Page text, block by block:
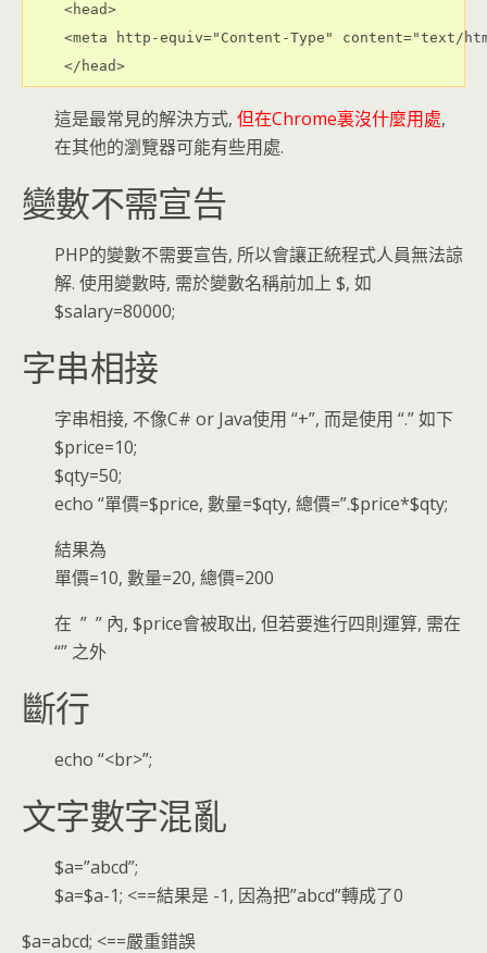
<head>
<meta http-equiv="Content-Type" content="text/
</head>
這是最常見的解決方式, 但在Chrome裏沒什麼用處,
在其他的瀏覽器可能有些用處.
變數不需宣告
PHP的變數不需要宣告, 所以會讓正統程式人員無法諒
解. 使用變數時, 需於變數名稱前加上 $, 如
$salary=80000;
字串相接
字串相接, 不像C# or Java使用 “+”, 而是使用 “.” 如下
$price=10;
$qty=50;
echo “單價=$price, 數量=$qty, 總價=”.$price*$qty;
結果為
單價=10, 數量=20, 總價=200
在 ” ” 內, $price會被取出, 但若要進行四則運算, 需在
“” 之外
斷行
echo “<br>”;
文字數字混亂
$a=”abcd”;
$a=$a-1; <==結果是 -1, 因為把”abcd”轉成了0
$a=abcd; <==嚴重錯誤